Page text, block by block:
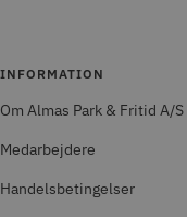
INFORMATION
Om Almas Park & Fritid A/S
Medarbejdere
Handelsbetingelser